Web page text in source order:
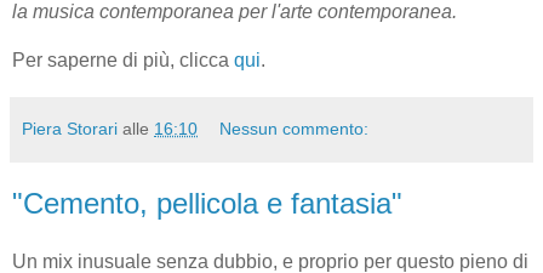
la musica contemporanea per l'arte contemporanea.
Per saperne di più, clicca qui.
Piera Storari alle 16:10 Nessun commento:
"Cemento, pellicola e fantasia"
Un mix inusuale senza dubbio, e proprio per questo pieno di